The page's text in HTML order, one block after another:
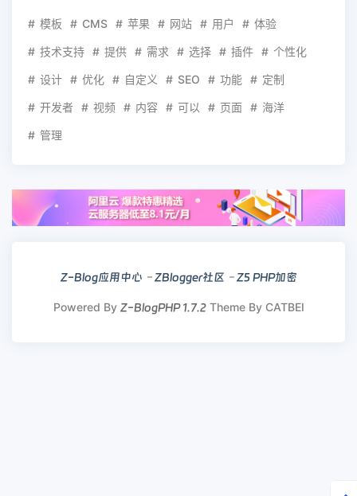
模板 CMS 苹果 网站 用户 体验
技术支持 提供 需求 选择 插件 个性化
设计 优化 自定义 SEO 功能 定制
开发者 视频 内容 可以 页面 海洋
管理
Z-Blog应用中心 ZBlogger社区 Z5 PHP加密
Powered By Z-BlogPHP 1.7.2Theme By CATBEI